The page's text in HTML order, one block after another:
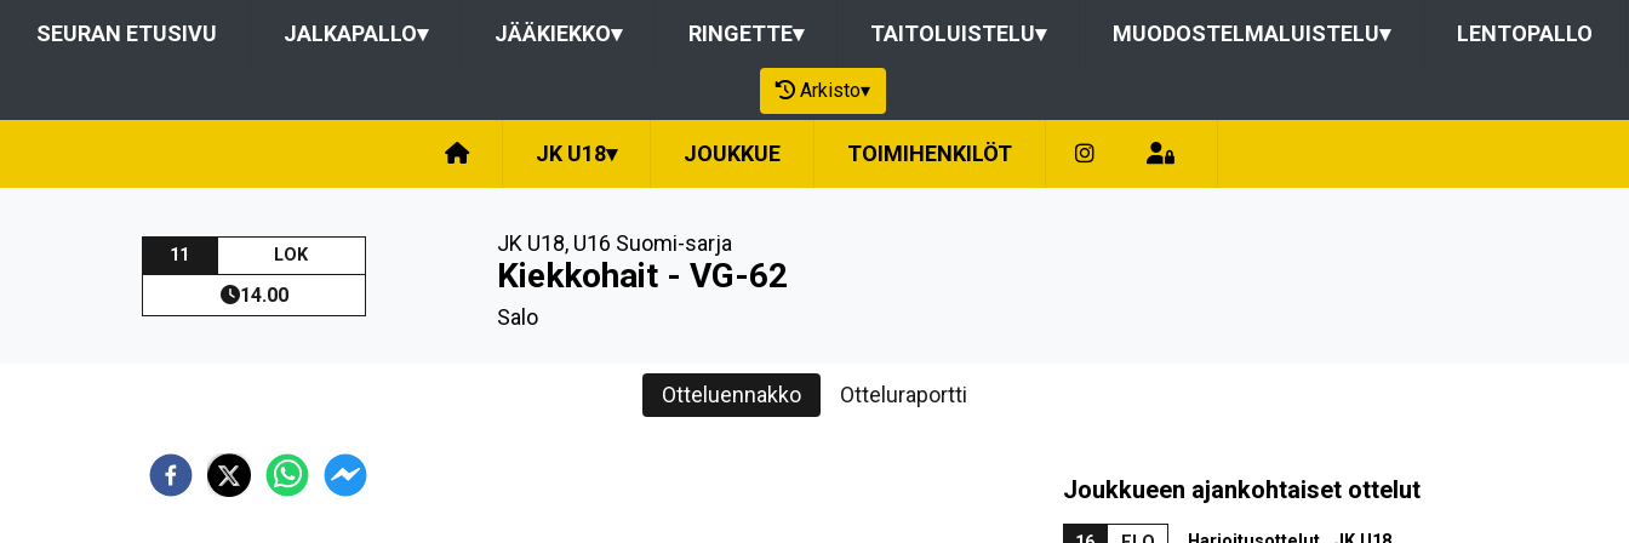
SEURAN ETUSIVU JALKAPALLO▾ JÄÄKIEKKO▾ RINGETTE▾ TAITOLUISTELU▾ MUODOSTELMALUISTELU▾ LENTOPALLO
Arkisto▾
JK U18▾ JOUKKUE TOIMIHENKILÖT
11 LOK
14.00
JK U18, U16 Suomi-sarja
Kiekkohait - VG-62
Salo
Otteluennakko Otteluraportti
Joukkueen ajankohtaiset ottelut